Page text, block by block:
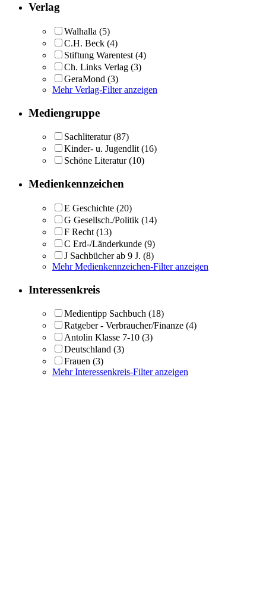
Verlag
Walhalla (5)
C.H. Beck (4)
Stiftung Warentest (4)
Ch. Links Verlag (3)
GeraMond (3)
Mehr Verlag-Filter anzeigen
Mediengruppe
Sachliteratur (87)
Kinder- u. Jugendlit (16)
Schöne Literatur (10)
Medienkennzeichen
E Geschichte (20)
G Gesellsch./Politik (14)
F Recht (13)
C Erd-/Länderkunde (9)
J Sachbücher ab 9 J. (8)
Mehr Medienkennzeichen-Filter anzeigen
Interessenkreis
Medientipp Sachbuch (18)
Ratgeber - Verbraucher/Finanze (4)
Antolin Klasse 7-10 (3)
Deutschland (3)
Frauen (3)
Mehr Interessenkreis-Filter anzeigen